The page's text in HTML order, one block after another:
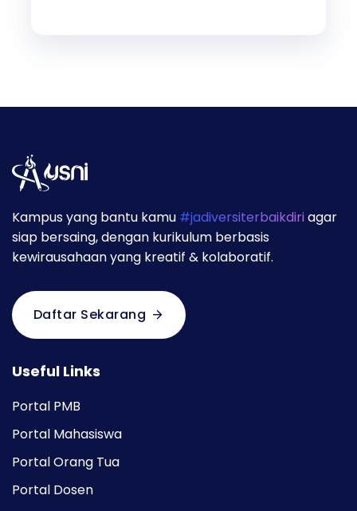
Kampus yang bantu kamu #jadiversiterbaikdiriagar
siap bersaing, dengan kurikulum berbasis
kewirausahaan yang kreatif & kolaboratif.
Daftar Sekarang
Useful Links
Portal PMB
Portal Mahasiswa
Portal Orang Tua
Portal Dosen